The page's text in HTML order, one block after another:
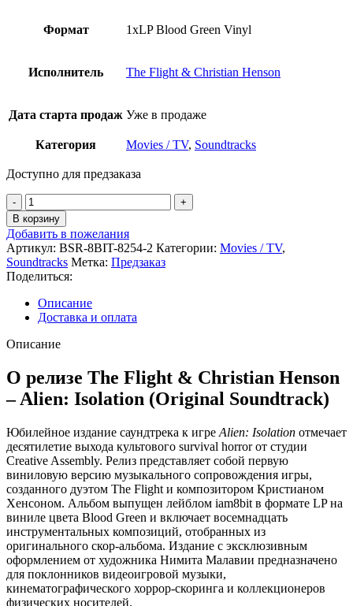
Формат 1xLP Blood Green Vinyl
Исполнитель The Flight & Christian Henson
Дата старта продаж Уже в продаже
Категория Movies / TV, Soundtracks
Доступно для предзаказа
Количество
товара
The
Flight
&
Christian
Henson
-
OST
Alien:
Isolation
Vinyl
В корзину
Добавить в пожелания
Артикул: BSR-8BIT-8254-2 Категории: Movies / TV,
Soundtracks Метка: Предзаказ
Поделиться:
Описание
Доставка и оплата
Описание
О релизе The Flight & Christian Henson
– Alien: Isolation (Original Soundtrack)
Юбилейное издание саундтрека к игре Alien: Isolation отмечает
десятилетие выхода культового survival horror от студии
Creative Assembly. Релиз представляет собой первую
виниловую версию музыкального сопровождения игры,
созданного дуэтом The Flight и композитором Кристианом
Хенсоном. Альбом выпущен лейблом iam8bit в формате LP на
виниле цвета Blood Green и включает восемнадцать
инструментальных композиций, отобранных из
оригинального скор-альбома. Издание с эксклюзивным
оформлением от художника Нимита Малавии предназначено
для поклонников видеоигровой музыки,
кинематографического хоррор-скоринга и коллекционеров
физических носителей.